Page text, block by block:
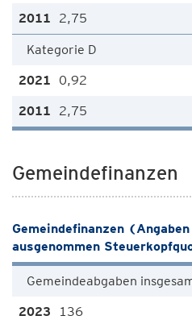
2,75
Kategorie D
0,92
2,75
Gemeindefinanzen
Gemeindefinanzen
ausgenommen
Gemeindeabgaben
136